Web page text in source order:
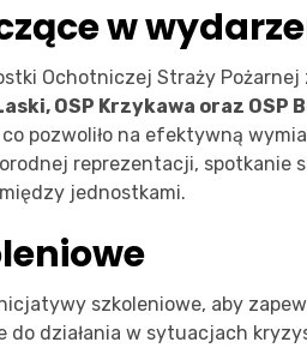
w
Ochotniczej Straży Pożarnej
OSP Krzykawa oraz OSP
pozwoliło na efektywną
reprezentacji, spotkanie
jednostkami.
szkoleniowe, aby
działania w sytuacjach